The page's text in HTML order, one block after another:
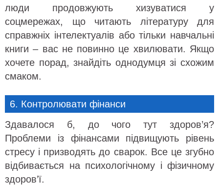
люди продовжують хизуватися у
соцмережах, що читають літературу для
справжніх інтелектуалів або тільки навчальні
книги – вас не повинно це хвилювати. Якщо
хочете порад, знайдіть однодумця зі схожим
смаком.
6. Контролювати фінанси
Здавалося б, до чого тут здоров’я?
Проблеми із фінансами підвищують рівень
стресу і призводять до сварок. Все це згубно
відбивається на психологічному і фізичному
здоров’ї.